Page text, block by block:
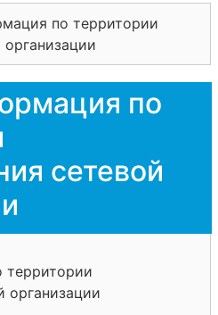
по территории
по
сетевой
организации